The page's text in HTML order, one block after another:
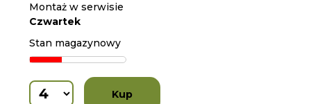
Montaż w serwisie
Czwartek
Stan magazynowy
Kup